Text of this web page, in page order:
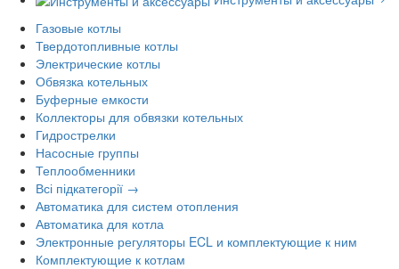
Газовые котлы
Твердотопливные котлы
Электрические котлы
Обвязка котельных
Буферные емкости
Коллекторы для обвязки котельных
Гидрострелки
Насосные группы
Теплообменники
Всі підкатегорії →
Автоматика для систем отопления
Автоматика для котла
Электронные регуляторы ECL и комплектующие к ним
Комплектующие к котлам